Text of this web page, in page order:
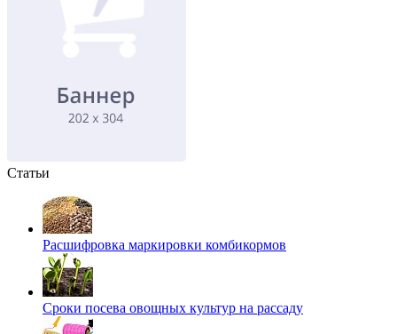
Статьи
Расшифровка маркировки комбикормов
Сроки посева овощных культур на рассаду